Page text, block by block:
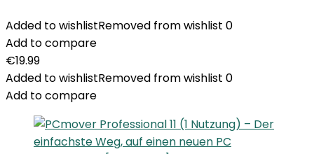
Added to wishlistRemoved from wishlist 0
Add to compare
€19.99
Added to wishlistRemoved from wishlist 0
Add to compare